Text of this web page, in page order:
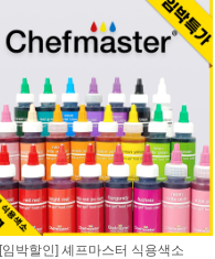
[임박할인] 셰프마스터 식용색소